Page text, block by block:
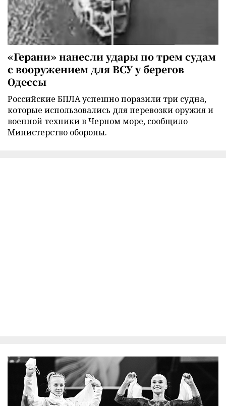
«Герани» нанесли удары по трем судам
с вооружением для ВСУ у берегов
Одессы
Российские БПЛА успешно поразили три судна,
которые использовались для перевозки оружия и
военной техники в Черном море, сообщило
Министерство обороны.